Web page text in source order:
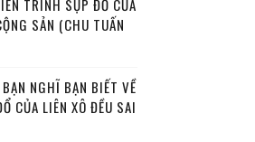
TRÌNH SỤP ĐỔ CỦA
SẢN (CHU TUẤN
NGHĨ BẠN BIẾT VỀ
CỦA LIÊN XÔ ĐỀU SAI